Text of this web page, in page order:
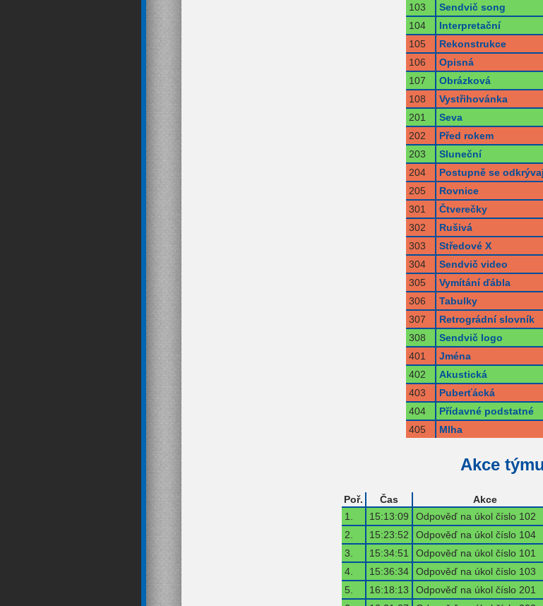
103
Sendvič song
104
Interpretační
105
Rekonstrukce
106
Opisná
107
Obrázková
108
Vystřihovánka
201
Seva
202
Před rokem
203
Sluneční
204
Postupně se
205
Rovnice
301
Čtverečky
302
Rušivá
303
Středové X
304
Sendvič video
305
Vymítání ďábla
306
Tabulky
307
Retrográdní slovník
308
Sendvič logo
401
Jména
402
Akustická
403
Puberťácká
404
Přídavné podstatné
405
Mlha
Akce
Poř. Čas Akce
1.
15:13:09 Odpověď na úkol číslo 102
2.
15:23:52 Odpověď na úkol číslo 104
3.
15:34:51 Odpověď na úkol číslo 101
4.
15:36:34 Odpověď na úkol číslo 103
5.
16:18:13 Odpověď na úkol číslo 201